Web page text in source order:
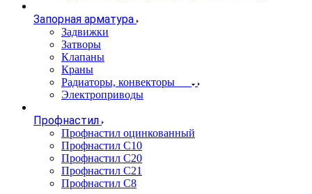
Запорная арматура
Задвижки
Затворы
Клапаны
Краны
Радиаторы, конвекторы
Электроприводы
Профнастил
Профнастил оцинкованный
Профнастил С10
Профнастил С20
Профнастил С21
Профнастил С8